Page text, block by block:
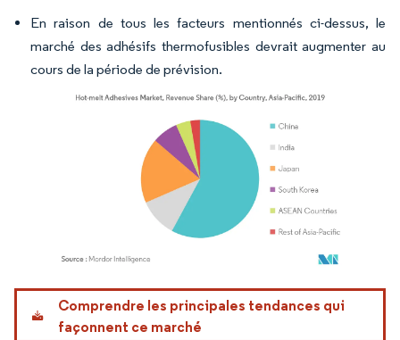
En raison de tous les facteurs mentionnés ci-dessus, le
marché des adhésifs thermofusibles devrait augmenter au
cours de la période de prévision.
Image © Mordor Intelligence. La réutilisation nécessite une attribution sous CC BY
Comprendre les principales tendances qui
façonnent ce marché